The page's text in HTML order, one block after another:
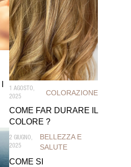
1 AGOSTO,
2025
COLORAZIONE
COME FAR DURARE IL
COLORE ?
2 GIUGNO,
2025
BELLEZZA E
SALUTE
COME SI